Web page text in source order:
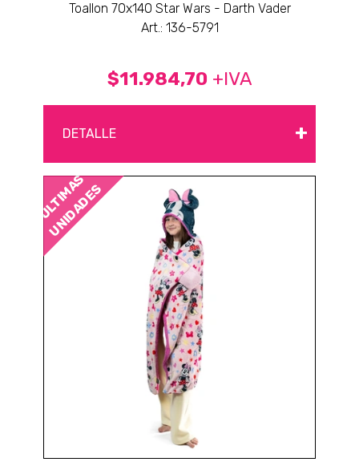
Toallon 70x140 Star Wars - Darth Vader
Art.: 136-5791
$11.984,70 +IVA
DETALLE +
ÚLTIMAS
UNIDADES